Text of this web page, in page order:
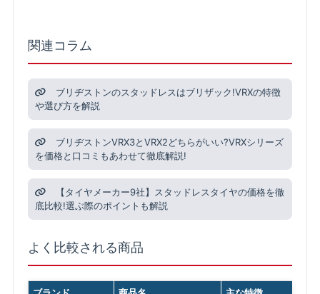
関連コラム
ブリヂストンのスタッドレスはブリザック!VRXの特徴
や選び方を解説
ブリヂストンVRX3とVRX2どちらがいい?VRXシリーズ
を価格と口コミもあわせて徹底解説!
【タイヤメーカー9社】スタッドレスタイヤの価格を徹
底比較!選ぶ際のポイントも解説
よく比較される商品